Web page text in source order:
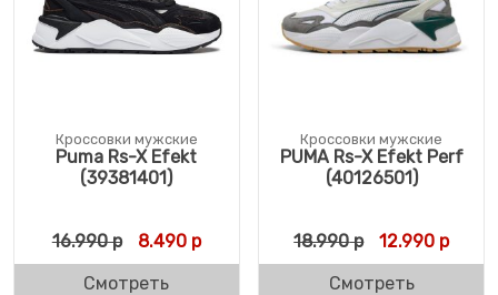
Кроссовки мужские
Puma Rs-X Efekt
(39381401)
16.990р Первоначальная цена составляла 16.990
8.490рТекущая цена: 8.490 р.
Смотреть
Кроссовки мужские
PUMA Rs-X Efekt Perf
(40126501)
18.990р 12.990 р
Смотреть